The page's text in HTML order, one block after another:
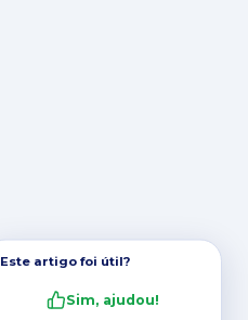
Este artigo foi útil?
Sim, ajudou!